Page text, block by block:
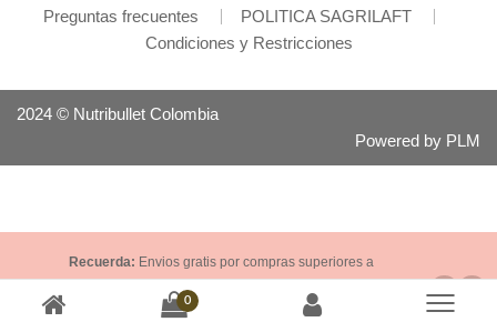
0
Preguntas frecuentes
POLITICA SAGRILAFT
Condiciones y Restricciones
2024 © Nutribullet Colombia
Powered by PLM
Recuerda: Envios gratis por compras superiores a
$200.000. Si requieres más información haz click en el
botón de WhatsApp 👇